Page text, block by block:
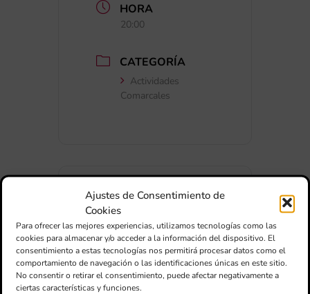
Ajustes de Consentimiento de
Cookies
Para ofrecer las mejores experiencias, utilizamos tecnologías como las
cookies para almacenar y/o acceder a la información del dispositivo. El
consentimiento a estas tecnologías nos permitirá procesar datos como el
comportamiento de navegación o las identificaciones únicas en este sitio.
No consentir o retirar el consentimiento, puede afectar negativamente a
ciertas características y funciones.
HORA
20:00
CATEGORÍA
Actividades
Comarcales
+ Añadir a Google Calendar
+ exportación iCal / Outlook